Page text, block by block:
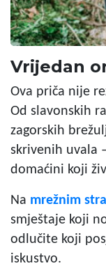
Vrijedan
Ova priča nije
Od slavonskih
zagorskih
skrivenih uvala
domaćini koji
Na mrežnim
smještaje koji
odlučite koji
iskustvo.